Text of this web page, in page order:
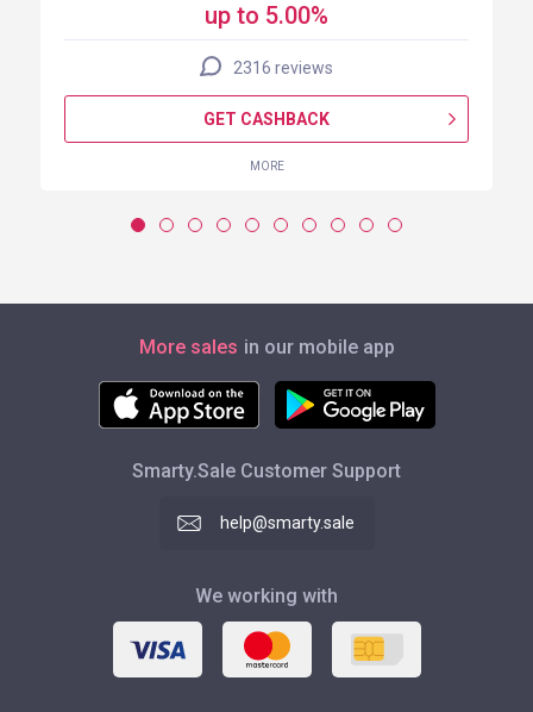
up to 5.00%
2316 reviews
GET CASHBACK
MORE
More sales in our mobile app
Smarty.Sale Customer Support
help@smarty.sale
We working with